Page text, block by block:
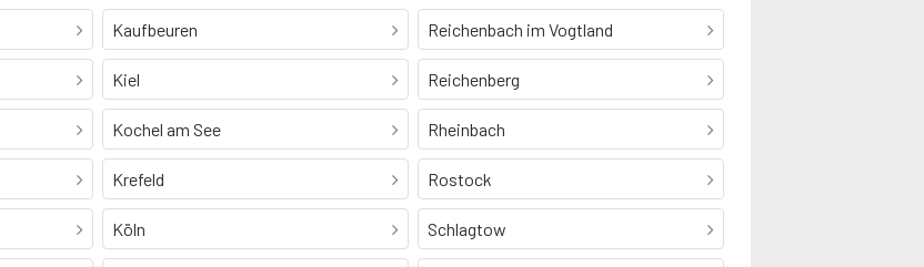
Kaufbeuren
Kiel
Kochel am See
Krefeld
Köln
Reichenbach im Vogtland
Reichenberg
Rheinbach
Rostock
Schlagtow